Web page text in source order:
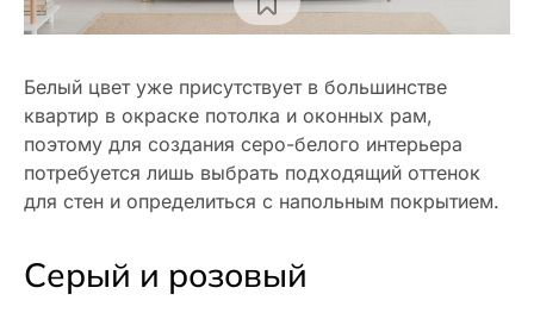
Белый цвет уже присутствует в большинстве
квартир в окраске потолка и оконных рам,
поэтому для создания серо-белого интерьера
потребуется лишь выбрать подходящий оттенок
для стен и определиться с напольным покрытием.
Серый и розовый